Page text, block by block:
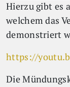
Hierzu gibt es
welchem das
demonstriert
https://
Die